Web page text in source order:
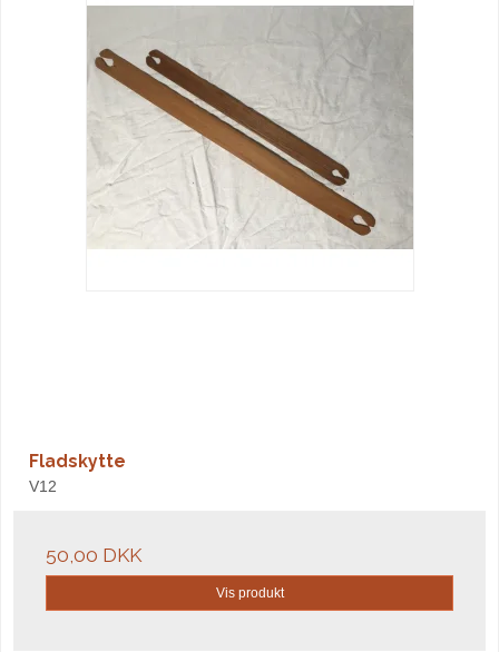
Fladskytte
V12
50,00 DKK
Vis produkt